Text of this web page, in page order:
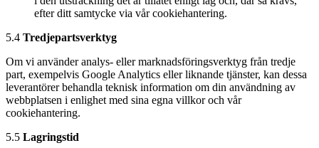
efter ditt samtycke via vår cookiehantering.
5.4 Tredjepartsverktyg
Om vi använder analys- eller marknadsföringsverktyg från tredje
part, exempelvis Google Analytics eller liknande tjänster, kan dessa
leverantörer behandla teknisk information om din användning av
webbplatsen i enlighet med sina egna villkor och vår
cookiehantering.
5.5 Lagringstid